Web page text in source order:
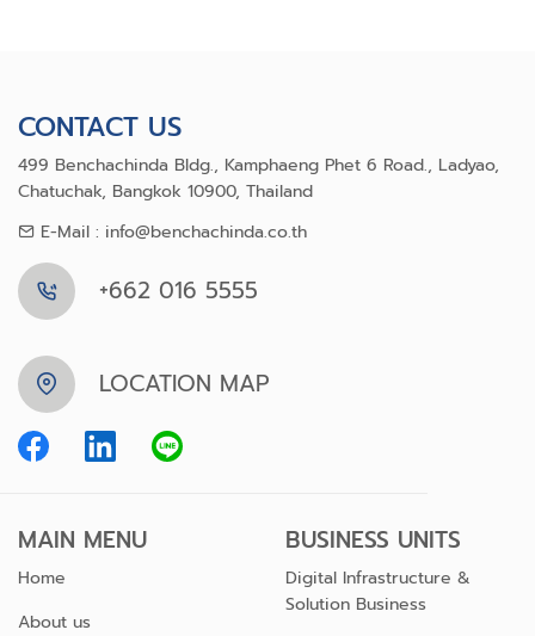
CONTACT US
499 Benchachinda Bldg., Kamphaeng Phet 6 Road., Ladyao,
Chatuchak, Bangkok 10900, Thailand
E-Mail : info@benchachinda.co.th
+662 016 5555
LOCATION MAP
MAIN MENU
Home
About us
BUSINESS UNITS
Digital Infrastructure &
Solution Business